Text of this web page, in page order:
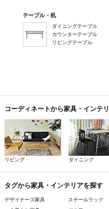
テーブル・机
ダイニングテーブル
カウンターテーブル
リビングテーブル
コーディネートから家具・インテ
リビング ダイニング
タグから家具・インテリアを探す
デザイナーズ家具
スチールラック